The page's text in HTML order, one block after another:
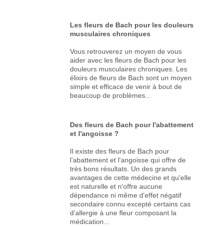
Les fleurs de Bach pour les douleurs
musculaires chroniques
Vous retrouverez un moyen de vous
aider avec les fleurs de Bach pour les
douleurs musculaires chroniques. Les
élixirs de fleurs de Bach sont un moyen
simple et efficace de venir à bout de
beaucoup de problèmes...
Des fleurs de Bach pour l'abattement
et l'angoisse ?
Il existe des fleurs de Bach pour
l’abattement et l'angoisse qui offre de
très bons résultats. Un des grands
avantages de cette médecine et qu'elle
est naturelle et n'offre aucune
dépendance ni même d'effet négatif
secondaire connu excepté certains cas
d'allergie à une fleur composant la
médication...